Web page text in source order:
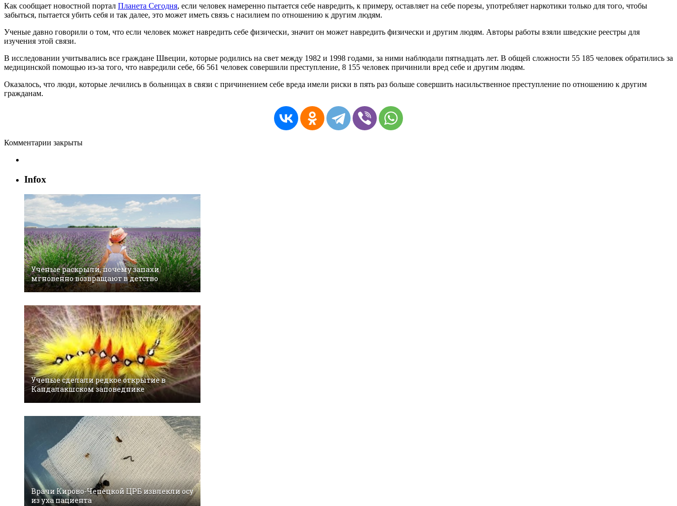
Как сообщает новостной портал Планета Сегодня, если человек намеренно пытается себе навредить, к примеру, оставляет на себе порезы, употребляет наркотики только для того, чтобы
забыться, пытается убить себя и так далее, это может иметь связь с насилием по отношению к другим людям.
Ученые давно говорили о том, что если человек может навредить себе физически, значит он может навредить физически и другим людям. Авторы работы взяли шведские реестры для
изучения этой связи.
В исследовании учитывались все граждане Швеции, которые родились на свет между 1982 и 1998 годами, за ними наблюдали пятнадцать лет. В общей сложности 55 185 человек обратились за
медицинской помощью из-за того, что навредили себе, 66 561 человек совершили преступление, 8 155 человек причинили вред себе и другим людям.
Оказалось, что люди, которые лечились в больницах в связи с причинением себе вреда имели риски в пять раз больше совершить насильственное преступление по отношению к другим
гражданам.
Комментарии закрыты
Infox
Ученые раскрыли, почему запахи
мгновенно возвращают в детство
Ученые сделали редкое открытие в
Кандалакшском заповеднике
Врачи Кирово-Чепецкой ЦРБ извлекли осу
из уха пациента